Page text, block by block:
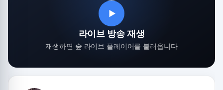
▶
라이브 방송 재생
재생하면 숲 라이브 플레이어를 불러옵니다